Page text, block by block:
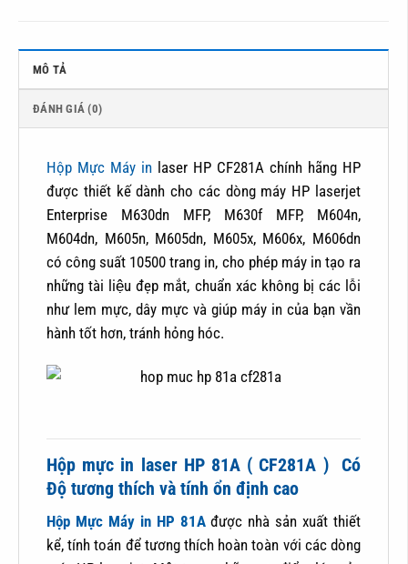
MÔ TẢ
ĐÁNH GIÁ (0)
Hộp Mực Máy in laser HP CF281A chính hãng HP
được thiết kế dành cho các dòng máy HP laserjet
Enterprise M630dn MFP, M630f MFP, M604n,
M604dn, M605n, M605dn, M605x, M606x, M606dn
có công suất 10500 trang in, cho phép máy in tạo ra
những tài liệu đẹp mắt, chuẩn xác không bị các lỗi
như lem mực, dây mực và giúp máy in của bạn vần
hành tốt hơn, tránh hỏng hóc.
Hộp mực in laser HP 81A ( CF281A ) Có
Độ tương thích và tính ổn định cao
Hộp Mực Máy in HP 81Ađược nhà sản xuất thiết
kể, tính toán để tương thích hoàn toàn với các dòng